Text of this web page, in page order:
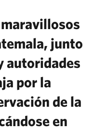
junto
autoridades
por la
de la
en